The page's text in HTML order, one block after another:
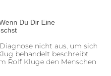
Du Dir Eine
nicht aus, um sich
behandelt beschreibt
Rolf Kluge den Menschen